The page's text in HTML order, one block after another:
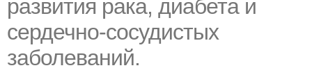
развития рака, диабета и
сердечно-сосудистых
заболеваний.